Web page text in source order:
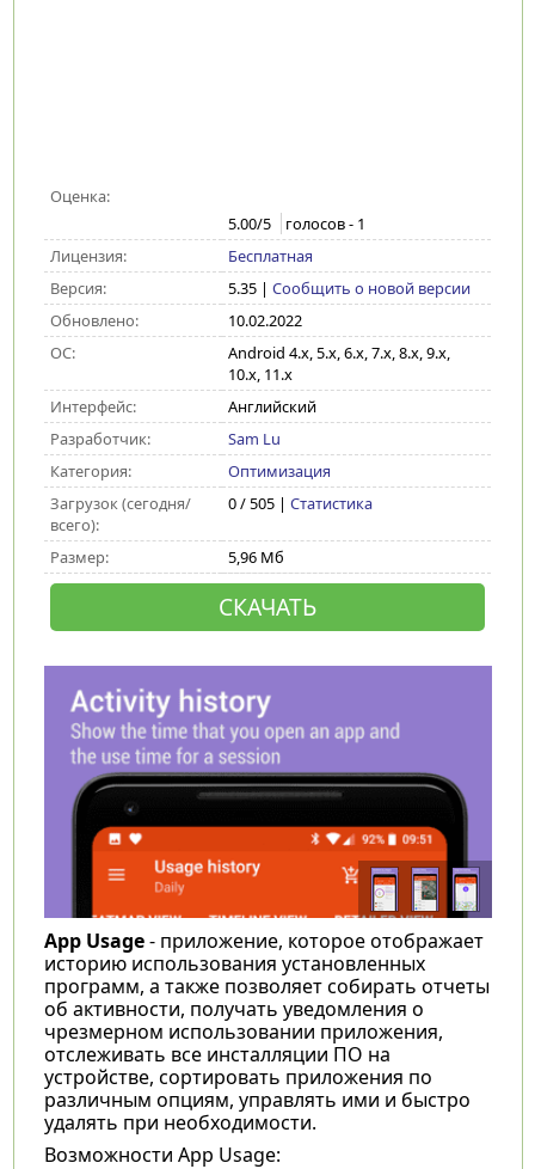
Оценка:
5.00/5 голосов - 1
Лицензия:
Бесплатная
Версия:
5.35| Сообщить о новой версии
Обновлено:
10.02.2022
ОС:
Android 4.x, 5.x, 6.x, 7.x, 8.x, 9.x,
10.x, 11.x
Интерфейс:
Английский
Разработчик:
Sam Lu
Категория:
Оптимизация
Загрузок (сегодня/
всего):
0 / 505 | Статистика
Размер: 5,96 Мб
СКАЧАТЬ
App Usage- приложение, которое отображает
историю использования установленных
программ, а также позволяет собирать отчеты
об активности, получать уведомления о
чрезмерном использовании приложения,
отслеживать все инсталляции ПО на
устройстве, сортировать приложения по
различным опциям, управлять ими и быстро
удалять при необходимости.
Возможности App Usage: